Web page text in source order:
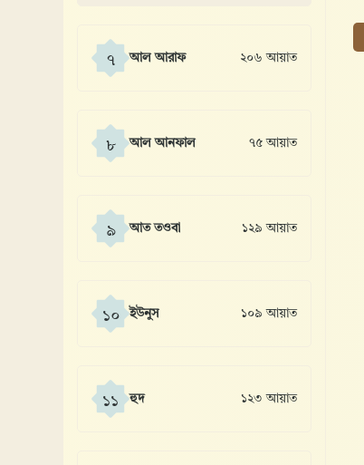
৭ আল আরাফ ২০৬ আয়াত
৮ আল আনফাল ৭৫ আয়াত
৯ আত তওবা ১২৯ আয়াত
১০ ইউনুস ১০৯ আয়াত
১১ হুদ ১২৩ আয়াত